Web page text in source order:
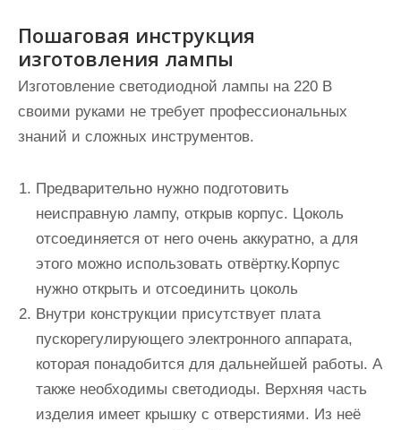
Пошаговая инструкция
изготовления лампы
Изготовление светодиодной лампы на 220 В
своими руками не требует профессиональных
знаний и сложных инструментов.
Предварительно нужно подготовить
неисправную лампу, открыв корпус. Цоколь
отсоединяется от него очень аккуратно, а для
этого можно использовать отвёртку.Корпус
нужно открыть и отсоединить цоколь
Внутри конструкции присутствует плата
пускорегулирующего электронного аппарата,
которая понадобится для дальнейшей работы. А
также необходимы светодиоды. Верхняя часть
изделия имеет крышку с отверстиями. Из неё